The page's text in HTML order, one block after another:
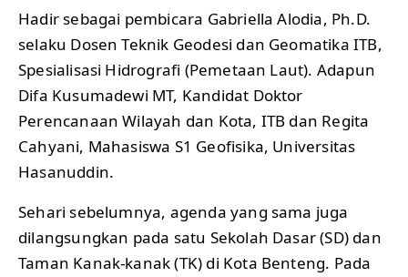
Hadir sebagai pembicara Gabriella Alodia, Ph.D.
selaku Dosen Teknik Geodesi dan Geomatika ITB,
Spesialisasi Hidrografi (Pemetaan Laut). Adapun
Difa Kusumadewi MT, Kandidat Doktor
Perencanaan Wilayah dan Kota, ITB dan Regita
Cahyani, Mahasiswa S1 Geofisika, Universitas
Hasanuddin.
Sehari sebelumnya, agenda yang sama juga
dilangsungkan pada satu Sekolah Dasar (SD) dan
Taman Kanak-kanak (TK) di Kota Benteng. Pada